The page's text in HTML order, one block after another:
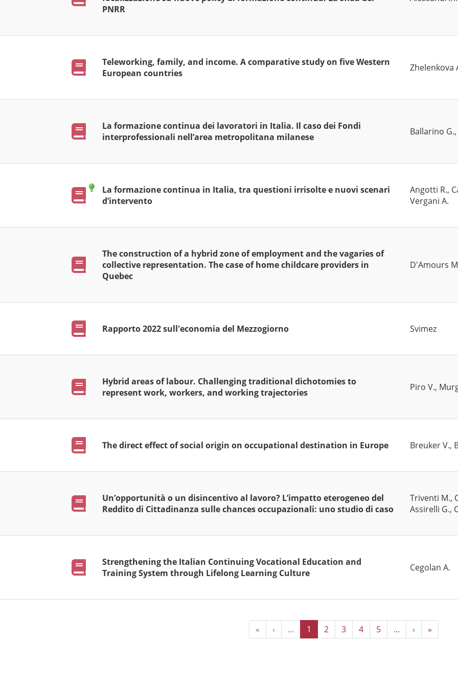
PNRR
Pubblicazioni
Teleworking, family, and income. A comparative study on five Western
European countries
Zhelenkova
Pubblicazioni
La formazione continua dei lavoratori in Italia. Il caso dei Fondi
interprofessionali nell’area metropolitana milanese
Ballarino
Pubblicazioni
Teorie
La formazione continua in Italia, tra questioni irrisolte e nuovi scenari
d’intervento
Angotti R.,
Vergani A.
Pubblicazioni
The construction of a hybrid zone of employment and the vagaries of
collective representation. The case of home childcare providers in
Quebec
D'Amours
Pubblicazioni
Rapporto 2022 sull'economia del Mezzogiorno Svimez
Pubblicazioni
Hybrid areas of labour. Challenging traditional dichotomies to
represent work, workers, and working trajectories
Piro V.,
Pubblicazioni
The direct effect of social origin on occupational destination in Europe Breuker V.,
Pubblicazioni
Un’opportunità o un disincentivo al lavoro? L’impatto eterogeneo del
Reddito di Cittadinanza sulle chances occupazionali: uno studio di caso
Triventi M.,
Assirelli G.,
Pubblicazioni
Strengthening the Italian Continuing Vocational Education and
Training System through Lifelong Learning Culture
Cegolan A.
« ‹ ... 1 2 3 4 5 ... › »